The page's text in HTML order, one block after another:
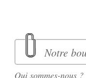
Notre
Qui sommes-nous ?